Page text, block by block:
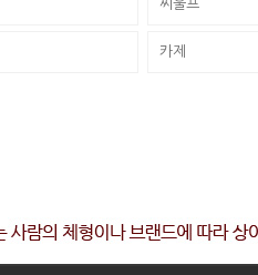
씨울프
카제